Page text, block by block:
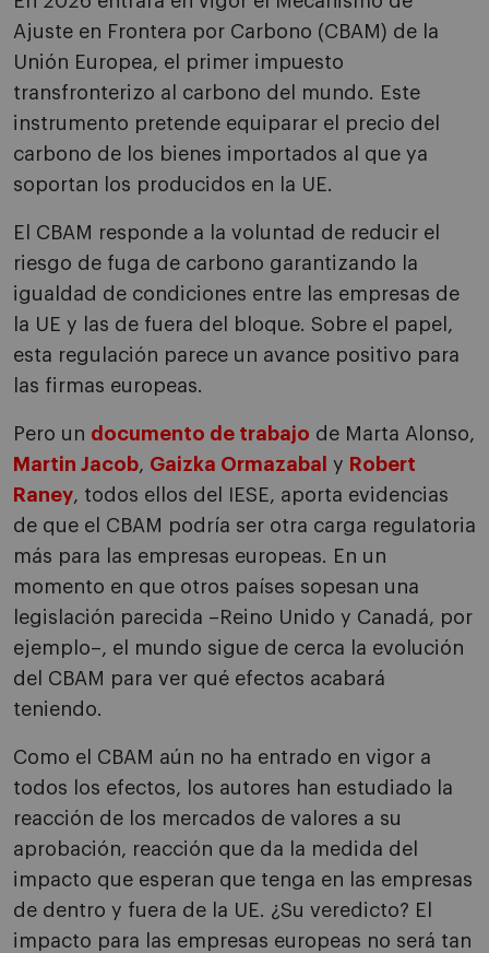
Ajuste en Frontera por Carbono (CBAM) de la
Unión Europea, el primer impuesto
transfronterizo al carbono del mundo. Este
instrumento pretende equiparar el precio del
carbono de los bienes importados al que ya
soportan los producidos en la UE.
El CBAM responde a la voluntad de reducir el
riesgo de fuga de carbono garantizando la
igualdad de condiciones entre las empresas de
la UE y las de fuera del bloque. Sobre el papel,
esta regulación parece un avance positivo para
las firmas europeas.
Pero un documento de trabajo de Marta Alonso,
Martin Jacob, Gaizka Ormazabal y Robert
Raney, todos ellos del IESE, aporta evidencias
de que el CBAM podría ser otra carga regulatoria
más para las empresas europeas. En un
momento en que otros países sopesan una
legislación parecida –Reino Unido y Canadá, por
ejemplo–, el mundo sigue de cerca la evolución
del CBAM para ver qué efectos acabará
teniendo.
Como el CBAM aún no ha entrado en vigor a
todos los efectos, los autores han estudiado la
reacción de los mercados de valores a su
aprobación, reacción que da la medida del
impacto que esperan que tenga en las empresas
de dentro y fuera de la UE. ¿Su veredicto? El
impacto para las empresas europeas no será tan